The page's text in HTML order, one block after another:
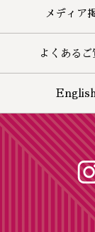
メディア
よくあるご
English